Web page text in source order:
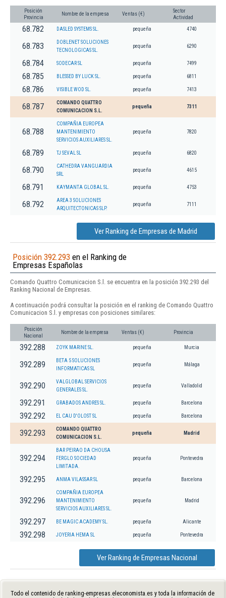
Posición
Provincia
Nombre de la empresa Ventas (€)
Sector
Actividad
68.782 DASLED SYSTEMS SL. pequeña 4740
68.783
DOBLENET SOLUCIONES
TECNOLOGICAS SL.
pequeña 6290
68.784 SODECAR SL pequeña 7499
68.785 BLESSED BY LUCK SL. pequeña 6811
68.786 VISIBLE WOD SL. pequeña 7413
68.787
COMANDO QUATTRO
COMUNICACION S.L.
pequeña 7311
68.788
COMPAÑIA EUROPEA
MANTENIMIENTO
SERVICIOS AUXILIARES SL.
pequeña 7820
68.789 TJ SEVAL SL pequeña 6820
68.790
CATHEDRA VANGUARDIA
SRL
pequeña 4615
68.791 KAYMANTA GLOBAL SL. pequeña 4753
68.792
AREA 3 SOLUCIONES
ARQUITECTONICAS SLP.
pequeña 7111
Ver Ranking de Empresas de Madrid
Posición 392.293 en el Ranking de
Empresas Españolas
Comando Quattro Comunicacion S.l. se encuentra en la posición 392.293 del
Ranking Nacional de Empresas.
A continuación podrá consultar la posición en el ranking de Comando Quattro
Comunicacion S.l. y empresas con posiciones similares:
Posición
Nacional
Nombre de la empresa Ventas (€) Provincia
392.288 ZOYK MARINE SL. pequeña Murcia
392.289
BETA 5 SOLUCIONES
INFORMATICAS SL
pequeña Málaga
392.290
VALGLOBAL SERVICIOS
GENERALES SL.
pequeña Valladolid
392.291 GRABADOS ANDRES SL. pequeña Barcelona
392.292 EL CAU D'OLOST SL pequeña Barcelona
392.293
COMANDO QUATTRO
COMUNICACION S.L.
pequeña Madrid
392.294
BAR PEIRAO DA CHOUSA
FERGLO SOCIEDAD
LIMITADA.
pequeña Pontevedra
392.295 ANMA VILASSAR SL pequeña Barcelona
392.296
COMPAÑIA EUROPEA
MANTENIMIENTO
SERVICIOS AUXILIARES SL.
pequeña Madrid
392.297 BE MAGIC ACADEMY SL. pequeña Alicante
392.298 JOYERIA HEMA SL pequeña Pontevedra
Ver Ranking de Empresas Nacional
Todo el contenido de ranking-empresas.eleconomista.es y toda la información de